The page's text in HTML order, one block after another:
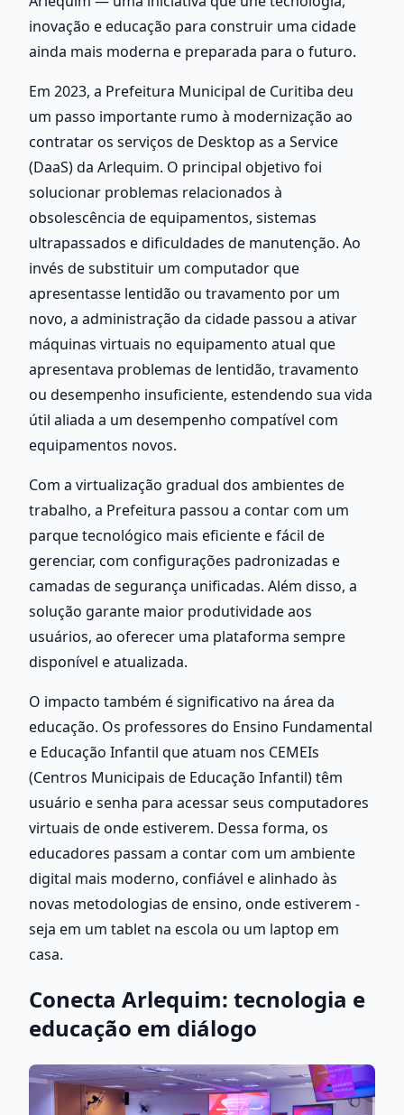
inovação e educação para construir uma cidade
ainda mais moderna e preparada para o futuro.
Em 2023, a Prefeitura Municipal de Curitiba deu
um passo importante rumo à modernização ao
contratar os serviços de Desktop as a Service
(DaaS) da Arlequim. O principal objetivo foi
solucionar problemas relacionados à
obsolescência de equipamentos, sistemas
ultrapassados e dificuldades de manutenção. Ao
invés de substituir um computador que
apresentasse lentidão ou travamento por um
novo, a administração da cidade passou a ativar
máquinas virtuais no equipamento atual que
apresentava problemas de lentidão, travamento
ou desempenho insuficiente, estendendo sua vida
útil aliada a um desempenho compatível com
equipamentos novos.
Com a virtualização gradual dos ambientes de
trabalho, a Prefeitura passou a contar com um
parque tecnológico mais eficiente e fácil de
gerenciar, com configurações padronizadas e
camadas de segurança unificadas. Além disso, a
solução garante maior produtividade aos
usuários, ao oferecer uma plataforma sempre
disponível e atualizada.
O impacto também é significativo na área da
educação. Os professores do Ensino Fundamental
e Educação Infantil que atuam nos CEMEIs
(Centros Municipais de Educação Infantil) têm
usuário e senha para acessar seus computadores
virtuais de onde estiverem. Dessa forma, os
educadores passam a contar com um ambiente
digital mais moderno, confiável e alinhado às
novas metodologias de ensino, onde estiverem -
seja em um tablet na escola ou um laptop em
casa.
Conecta Arlequim: tecnologia e
educação em diálogo